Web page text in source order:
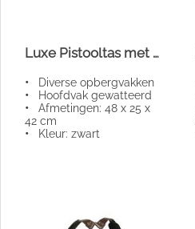
Luxe Pistooltas met foedraal XL
• Diverse opbergvakken
• Hoofdvak gewatteerd
• Afmetingen: 48 x 25 x
42 cm
• Kleur: zwart